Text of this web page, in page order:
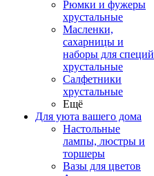
Рюмки и фужеры
хрустальные
Масленки,
сахарницы и
наборы для специй
хрустальные
Салфетники
хрустальные
Ещё
Для уюта вашего дома
Настольные
лампы, люстры и
торшеры
Вазы для цветов